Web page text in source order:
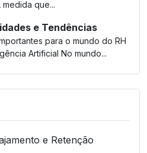
que...
e Tendências
para o mundo do RH
Artificial No mundo...
e Retenção